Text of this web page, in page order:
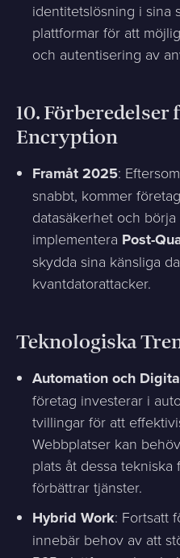
identitetslösning i sina
plattformar för att
och autentisering av
10. Förberedelser
Encryption
Framåt 2025:
snabbt, kommer
datasäkerhet och
implementera Post-
skydda sina känsliga
kvantdatorattacker.
Teknologiska
Automation och
företag investerar i
tvillingar för att
Webbplatser kan
plats åt dessa
förbättrar tjänster.
Hybrid Work: Fortsatt
innebär behov av att